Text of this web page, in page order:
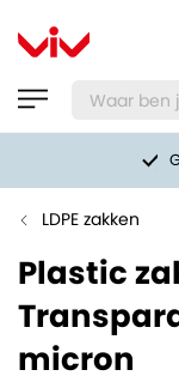
LDPE zakken
Plastic
micron